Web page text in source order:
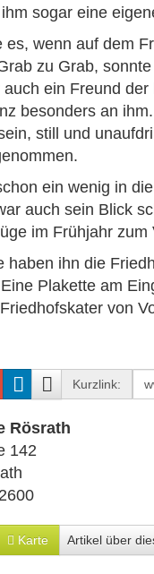
sogar eine
es, wenn auf dem
zu Grab,
auch ein Freund
besonders an
still und
ein wenig in
auch sein Blick
im Frühjahr zum
haben ihn die
Plakette am
von
Kurzlink:
Rösrath
142
Karte Artikel über